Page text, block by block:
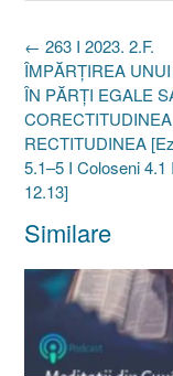
Post
navigation
← 263 I 2023. 2.F.
ÎMPĂRȚIREA
ÎN PĂRȚI EGALE
RECTITUDINEA
5.1–5 I Coloseni 4.1
12.13]
Similare